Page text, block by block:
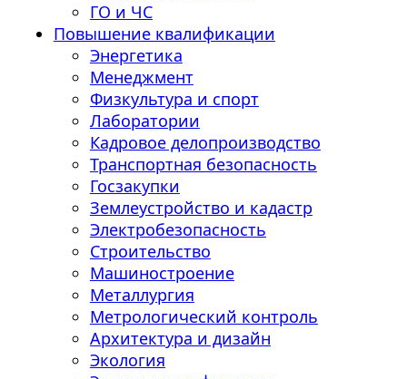
ГО и ЧС
Повышение квалификации
Энергетика
Менеджмент
Физкультура и спорт
Лаборатории
Кадровое делопроизводство
Транспортная безопасность
Госзакупки
Землеустройство и кадастр
Электробезопасность
Строительство
Машиностроение
Металлургия
Метрологический контроль
Архитектура и дизайн
Экология